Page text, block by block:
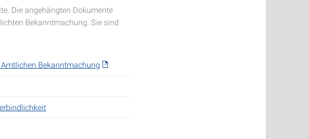
Die angehängten Dokumente
Bekanntmachung. Sie sind
Bekanntmachung